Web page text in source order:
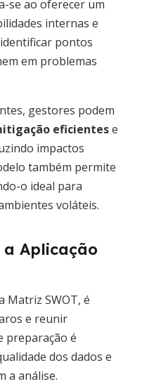
se ao oferecer um
internas e
pontos
em problemas
gestores podem
eficientese
impactos
também permite
o ideal para
voláteis.
Aplicação
Matriz SWOT, é
e reunir
preparação é
dos dados e
a análise.